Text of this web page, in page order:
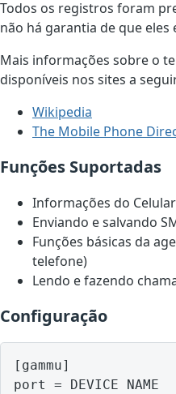
Todos os registros foram
não há garantia de que eles
Mais informações sobre o
disponíveis nos sites a
Wikipedia
The Mobile Phone
Funções Suportadas
Informações do Celular
Enviando e salvando
Funções básicas da
telefone)
Lendo e fazendo
Configuração
[gammu]
port = DEVICE NAME